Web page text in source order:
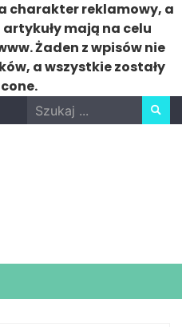
charakter reklamowy, a
mają na celu
Żaden z wpisów nie
a wszystkie zostały
Search
for: